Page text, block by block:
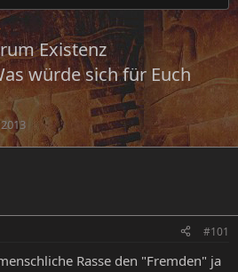
Existenz
würde sich für Euch
#101
Rasse den "Fremden" ja